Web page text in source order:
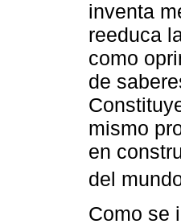
inventa
reeduca
como
de
mismo
en
del
Como se